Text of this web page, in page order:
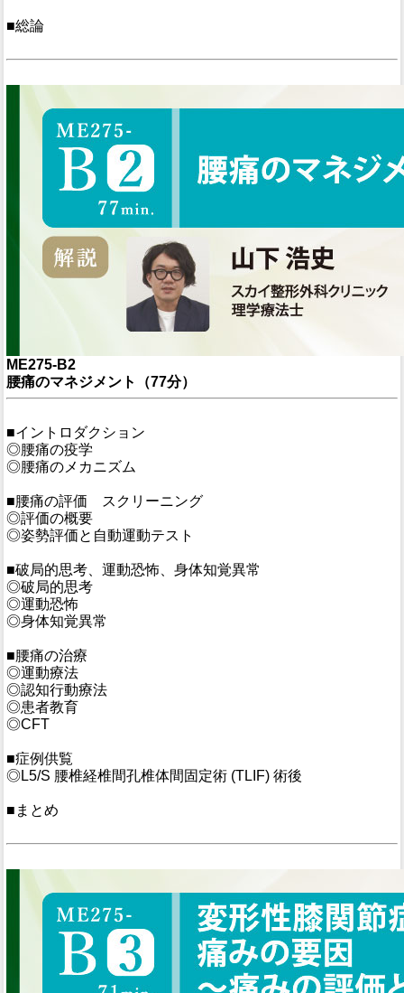
■総論
ME275-B2
腰痛のマネジメント（77分）
■イントロダクション
◎腰痛の疫学
◎腰痛のメカニズム
■腰痛の評価 スクリーニング
◎評価の概要
◎姿勢評価と自動運動テスト
■破局的思考、運動恐怖、身体知覚異常
◎破局的思考
◎運動恐怖
◎身体知覚異常
■腰痛の治療
◎運動療法
◎認知行動療法
◎患者教育
◎CFT
■症例供覧
◎L5/S 腰椎経椎間孔椎体間固定術 (TLIF) 術後
■まとめ